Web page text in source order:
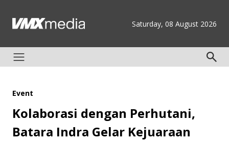
Saturday, 08 August 2026
Event
Kolaborasi dengan Perhutani,
Batara Indra Gelar Kejuaraan